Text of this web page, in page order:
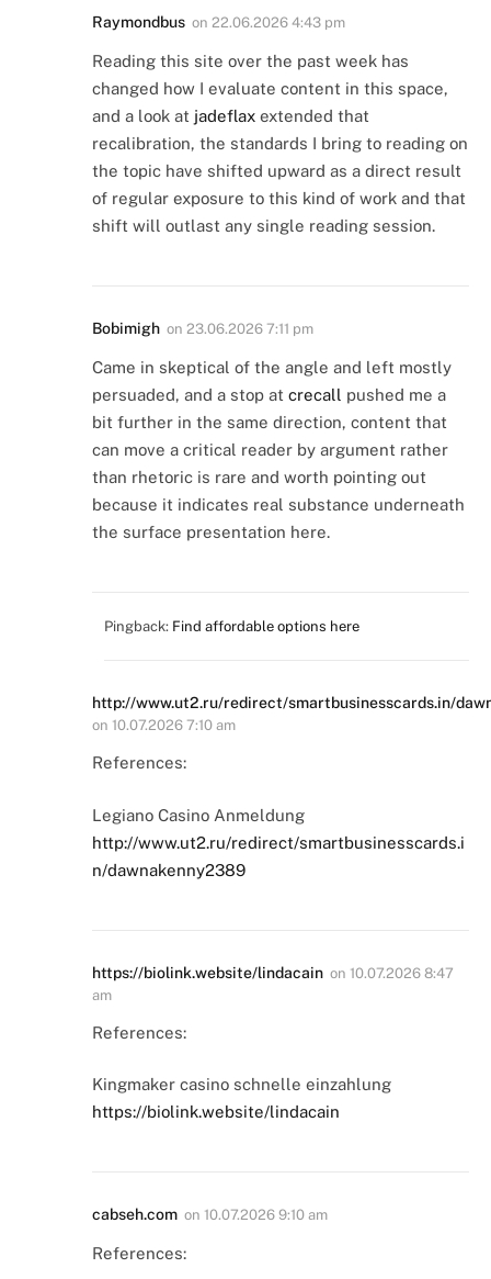
Raymondbus on 22.06.2026 4:43 pm
Reading this site over the past week has
changed how I evaluate content in this space,
and a look at jadeflax extended that
recalibration, the standards I bring to reading on
the topic have shifted upward as a direct result
of regular exposure to this kind of work and that
shift will outlast any single reading session.
Bobimigh on 23.06.2026 7:11 pm
Came in skeptical of the angle and left mostly
persuaded, and a stop at crecall pushed me a
bit further in the same direction, content that
can move a critical reader by argument rather
than rhetoric is rare and worth pointing out
because it indicates real substance underneath
the surface presentation here.
Pingback: Find affordable options here
http://www.ut2.ru/redirect/smartbusinesscards.in/
on 10.07.2026 7:10 am
References:
Legiano Casino Anmeldung
http://www.ut2.ru/redirect/smartbusinesscards.i
n/dawnakenny2389
https://biolink.website/lindacain on 10.07.2026 8:47
am
References:
Kingmaker casino schnelle einzahlung
https://biolink.website/lindacain
cabseh.com on 10.07.2026 9:10 am
References: